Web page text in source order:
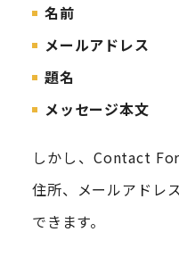
名前
メールアドレス
題名
メッセージ本文
しかし、Contact
住所、メールアドレ
できます。